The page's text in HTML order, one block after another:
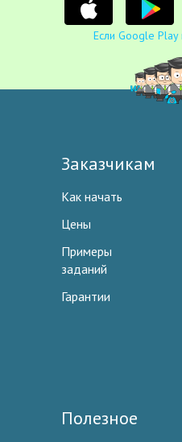
Если Google Play
Заказчикам
Как начать
Цены
Примеры
заданий
Гарантии
Полезное